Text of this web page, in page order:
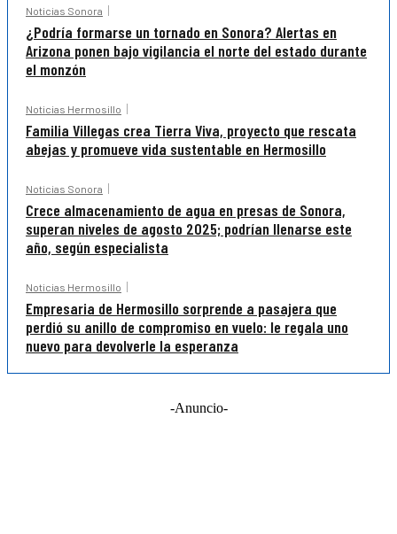
Noticias Sonora
¿Podría formarse un tornado en Sonora? Alertas en
Arizona ponen bajo vigilancia el norte del estado durante
el monzón
Noticias Hermosillo
Familia Villegas crea Tierra Viva, proyecto que rescata
abejas y promueve vida sustentable en Hermosillo
Noticias Sonora
Crece almacenamiento de agua en presas de Sonora,
superan niveles de agosto 2025; podrían llenarse este
año, según especialista
Noticias Hermosillo
Empresaria de Hermosillo sorprende a pasajera que
perdió su anillo de compromiso en vuelo: le regala uno
nuevo para devolverle la esperanza
-Anuncio-